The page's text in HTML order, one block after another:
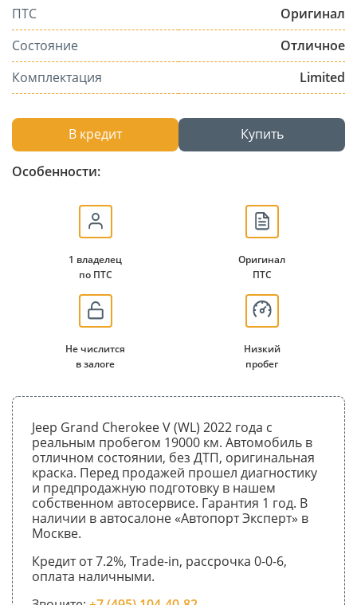
ПТС
Оригинал
Состояние
Отличное
Комплектация
Limited
В кредит Купить
Особенности:
1 владелец
по ПТС
Оригинал
ПТС
Не числится
в залоге
Низкий
пробег
Jeep Grand Cherokee V (WL) 2022 года с
реальным пробегом 19000 км. Автомобиль в
отличном состоянии, без ДТП, оригинальная
краска. Перед продажей прошел диагностику
и предпродажную подготовку в нашем
собственном автосервисе. Гарантия 1 год. В
наличии в автосалоне «Автопорт Эксперт» в
Москве.
Кредит от 7.2%, Trade-in, рассрочка 0-0-6,
оплата наличными.